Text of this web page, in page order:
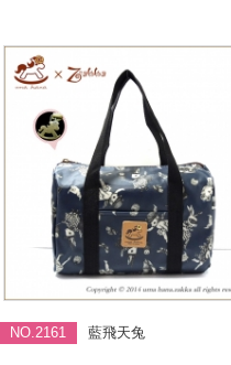
NO.2161 藍飛天兔